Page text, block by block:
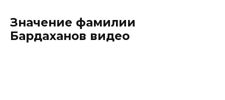
Значение фамилии
Бардаханов видео